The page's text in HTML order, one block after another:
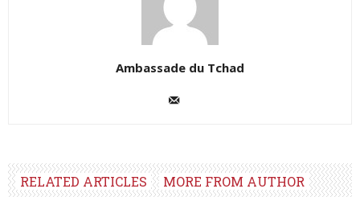
Ambassade du Tchad
RELATED ARTICLES MORE FROM AUTHOR